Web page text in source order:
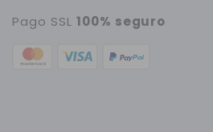
Pago SSL 100% seguro